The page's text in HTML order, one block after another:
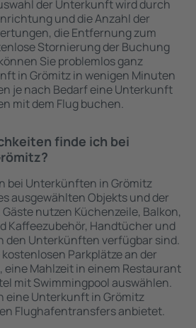
der Unterkunft wird durch
und die Anzahl der
die Entfernung zum
Stornierung der Buchung
Sie problemlos ganz
in Grömitz in wenigen Minuten
je nach Bedarf eine Unterkunft
mit dem Flug buchen.
finde ich bei
bei Unterkünften in Grömitz
ausgewählten Objekts und der
nutzen Küchenzeile, Balkon,
Kaffeezubehör, Handtücher und
den Unterkünften verfügbar sind.
Parkplätze an der
Mahlzeit in einem Restaurant
mit Swimmingpool auswählen.
eine Unterkunft in Grömitz
Flughafentransfers anbietet.